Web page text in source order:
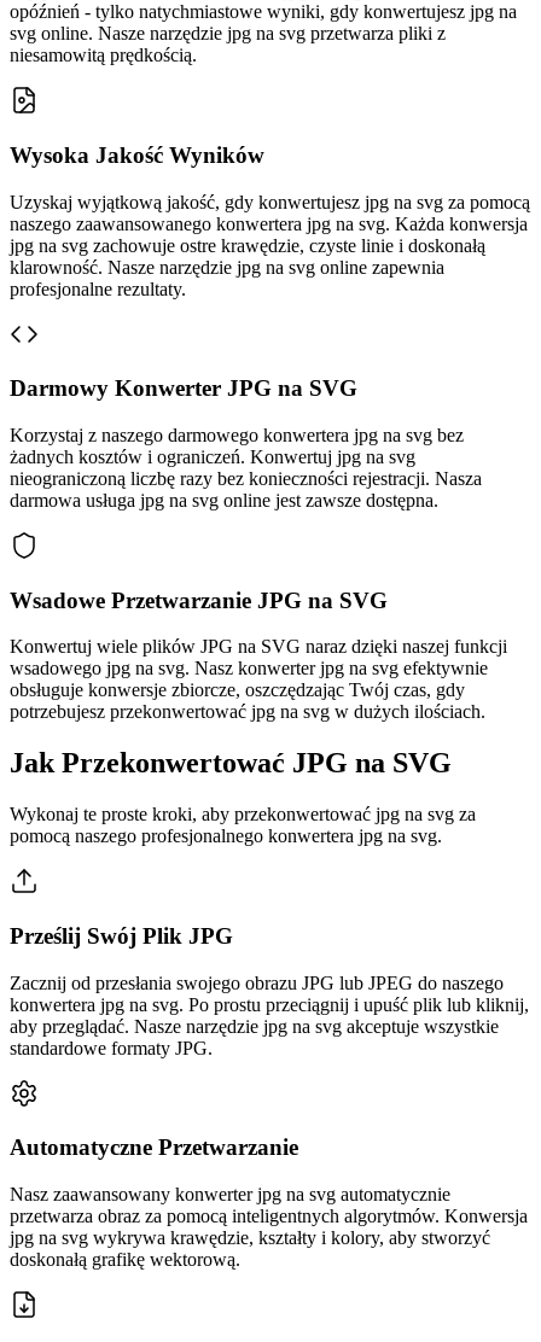
opóźnień - tylko natychmiastowe wyniki, gdy konwertujesz jpg na
svg online. Nasze narzędzie jpg na svg przetwarza pliki z
niesamowitą prędkością.
Wysoka Jakość Wyników
Uzyskaj wyjątkową jakość, gdy konwertujesz jpg na svg za pomocą
naszego zaawansowanego konwertera jpg na svg. Każda konwersja
jpg na svg zachowuje ostre krawędzie, czyste linie i doskonałą
klarowność. Nasze narzędzie jpg na svg online zapewnia
profesjonalne rezultaty.
Darmowy Konwerter JPG na SVG
Korzystaj z naszego darmowego konwertera jpg na svg bez
żadnych kosztów i ograniczeń. Konwertuj jpg na svg
nieograniczoną liczbę razy bez konieczności rejestracji. Nasza
darmowa usługa jpg na svg online jest zawsze dostępna.
Wsadowe Przetwarzanie JPG na SVG
Konwertuj wiele plików JPG na SVG naraz dzięki naszej funkcji
wsadowego jpg na svg. Nasz konwerter jpg na svg efektywnie
obsługuje konwersje zbiorcze, oszczędzając Twój czas, gdy
potrzebujesz przekonwertować jpg na svg w dużych ilościach.
Jak Przekonwertować JPG na SVG
Wykonaj te proste kroki, aby przekonwertować jpg na svg za
pomocą naszego profesjonalnego konwertera jpg na svg.
Prześlij Swój Plik JPG
Zacznij od przesłania swojego obrazu JPG lub JPEG do naszego
konwertera jpg na svg. Po prostu przeciągnij i upuść plik lub kliknij,
aby przeglądać. Nasze narzędzie jpg na svg akceptuje wszystkie
standardowe formaty JPG.
Automatyczne Przetwarzanie
Nasz zaawansowany konwerter jpg na svg automatycznie
przetwarza obraz za pomocą inteligentnych algorytmów. Konwersja
jpg na svg wykrywa krawędzie, kształty i kolory, aby stworzyć
doskonałą grafikę wektorową.